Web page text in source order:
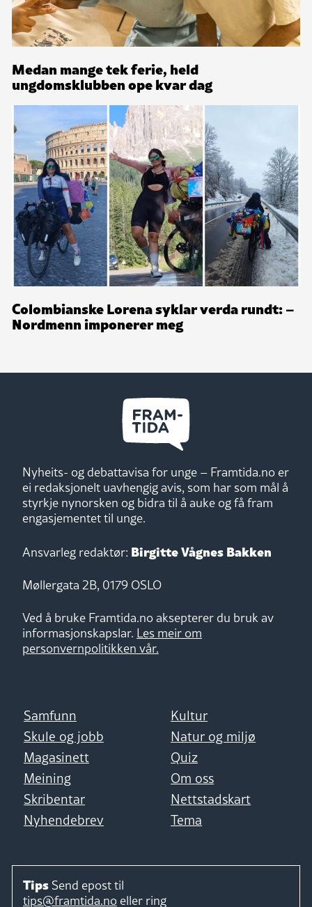
Medan mange tek ferie, held
ungdomsklubben ope kvar dag
Colombianske Lorena syklar verda rundt: –
Nordmenn imponerer meg
Nyheits- og debattavisa for unge – Framtida.no er
ei redaksjonelt uavhengig avis, som har som mål å
styrkje nynorsken og bidra til å auke og få fram
engasjementet til unge.
Ansvarleg redaktør: Birgitte Vågnes Bakken
Møllergata 2B, 0179 OSLO
Ved å bruke Framtida.no aksepterer du bruk av
informasjonskapslar. Les meir om
personvernpolitikken vår.
Samfunn
Kultur
Skule og jobb
Natur og miljø
Magasinett
Quiz
Meining
Om oss
Skribentar
Nettstadskart
Nyhendebrev
Tema
Tips Send epost til
tips@framtida.no eller ring